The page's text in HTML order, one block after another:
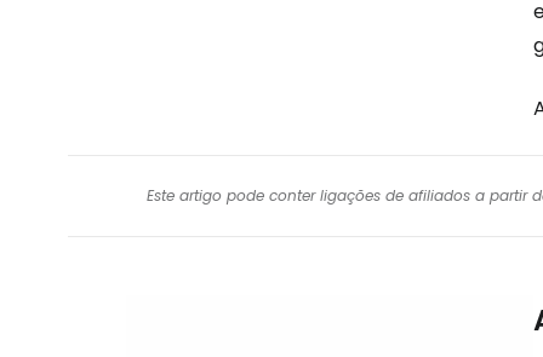
Este artigo pode conter ligações de afiliados a partir